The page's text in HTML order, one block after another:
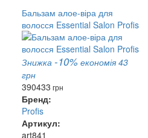
Бальзам алое-віра для
волосся Essential Salon Profis
Знижка -10% економія 43
грн
390433 грн
Бренд:
Profis
Артикул:
art841